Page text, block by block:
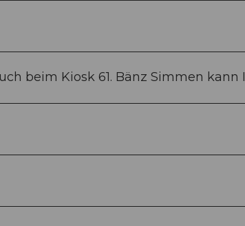
beim Kiosk 61. Bänz Simmen